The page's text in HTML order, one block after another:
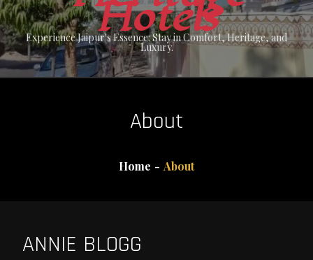
Hotels
Experience Jaipur's Essence: Stay in Comfort, Heritage, and
Luxury.
About
Home About
ANNIE BLOGG